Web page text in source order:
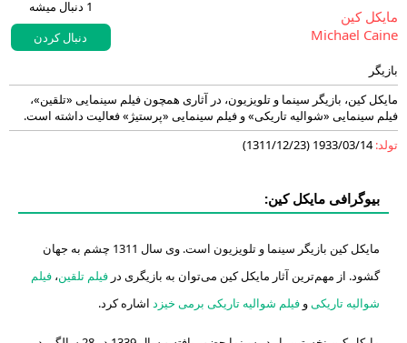
‏مایکل کین‏
Michael Caine
1 دنبال میشه
دنبال کردن
بازیگر
مایکل کین، بازیگر سینما و تلویزیون، در آثاری همچون فیلم سینمایی «تلقین»،
فیلم سینمایی «شوالیه تاریکی» و فیلم سینمایی «پرستیژ» فعالیت داشته است.
تولد:1933/03/14 (1311/12/23)
بیوگرافی مایکل کین:
مایکل کین بازیگر سینما و تلویزیون است. وی سال 1311 چشم به جهان
گشود. از مهم‌ترین آثار مایکل کین می‌توان به بازیگری در فیلم تلقین، فیلم
شوالیه تاریکیو فیلم شوالیه تاریکی برمی خیزد اشاره کرد.